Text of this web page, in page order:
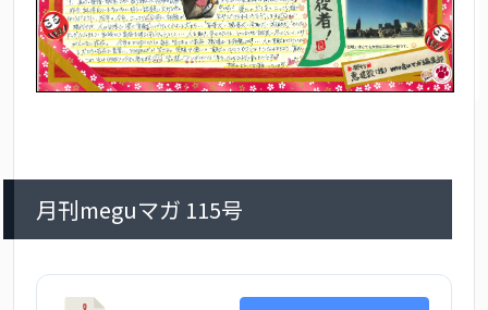
月刊meguマガ 115号